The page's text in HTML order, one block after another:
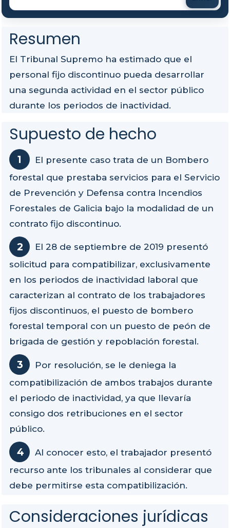
Resumen
El Tribunal Supremo ha estimado que el
personal fijo discontinuo pueda desarrollar
una segunda actividad en el sector público
durante los periodos de inactividad.
Supuesto de hecho
El presente caso trata de un Bombero
forestal que prestaba servicios para el Servicio
de Prevención y Defensa contra Incendios
Forestales de Galicia bajo la modalidad de un
contrato fijo discontinuo.
El 28 de septiembre de 2019 presentó
solicitud para compatibilizar, exclusivamente
en los periodos de inactividad laboral que
caracterizan al contrato de los trabajadores
fijos discontinuos, el puesto de bombero
forestal temporal con un puesto de peón de
brigada de gestión y repoblación forestal.
Por resolución, se le deniega la
compatibilización de ambos trabajos durante
el periodo de inactividad, ya que llevaría
consigo dos retribuciones en el sector
público.
Al conocer esto, el trabajador presentó
recurso ante los tribunales al considerar que
debe permitirse esta compatibilización.
Consideraciones jurídicas